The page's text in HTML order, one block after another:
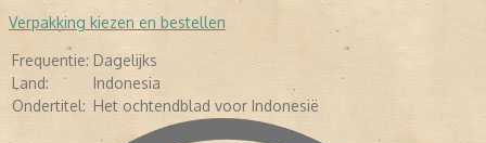
Verpakking kiezen en bestellen
Frequentie: Dagelijks
Land:
Indonesia
Ondertitel: Het ochtendblad voor Indonesië